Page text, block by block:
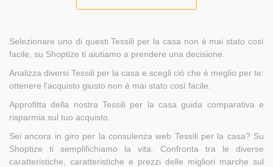
Selezionare uno di questi Tessili per la casa non è mai stato così
facile, su Shoptize ti aiutiamo a prendere una decisione.
Analizza diversi Tessili per la casa e scegli ciò che è meglio per te:
ottenere l'acquisto giusto non è mai stato così facile.
Approfitta della nostra Tessili per la casa guida comparativa e
risparmia sul tuo acquisto.
Sei ancora in giro per la consulenza web Tessili per la casa? Su
Shoptize ti semplifichiamo la vita. Confronta tra le diverse
caratteristiche, caratteristiche e prezzi delle migliori marche sul